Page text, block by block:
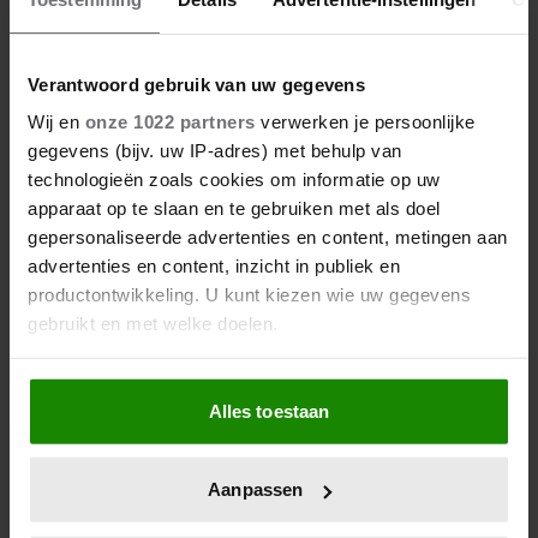
Verantwoord gebruik van uw gegevens
Wij en onze 1022 partners verwerken je persoonlijke
gegevens (bijv. uw IP-adres) met behulp van
technologieën zoals cookies om informatie op uw
apparaat op te slaan en te gebruiken met als doel
gepersonaliseerde advertenties en content, metingen aan
advertenties en content, inzicht in publiek en
productontwikkeling. U kunt kiezen wie uw gegevens
gebruikt en met welke doelen.
Als u het toestaat, willen we ook graag:
Informatie verzamelen over uw geografische
locatie, die tot een paar meter nauwkeurig kan zijn
scannen op specifieke eigenschappen (fingerprinting)
Alles toestaan
Aanpassen
1 augustus 2026
DIT IS DE FAVORIETE
ZOMERVAKANTIEPLEK VAN DE
BELGISCHE KONINKLIJKE
FAMILIE